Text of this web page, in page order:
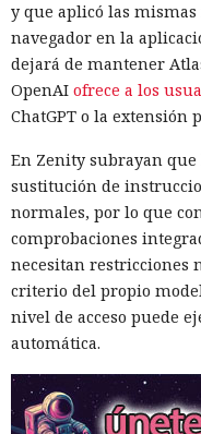
y que aplicó las
navegador en la
dejará de mantener
OpenAI ofrece a los
ChatGPT o la extensión
En Zenity subrayan que
sustitución de
normales, por lo que
comprobaciones
necesitan restricciones
criterio del propio
nivel de acceso puede
automática.